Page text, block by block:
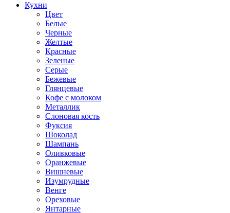
Кухни
Цвет
Белые
Черные
Желтые
Красные
Зеленые
Серые
Бежевые
Глянцевые
Кофе с молоком
Металлик
Слоновая кость
Фуксия
Шоколад
Шампань
Оливковые
Оранжевые
Вишневые
Изумрудные
Венге
Ореховые
Янтарные